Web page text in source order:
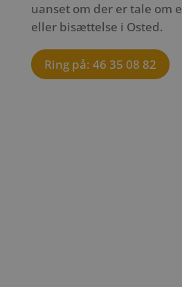
uanset om der er tale om
eller bisættelse i Osted.
Ring på: 46 35 08 82